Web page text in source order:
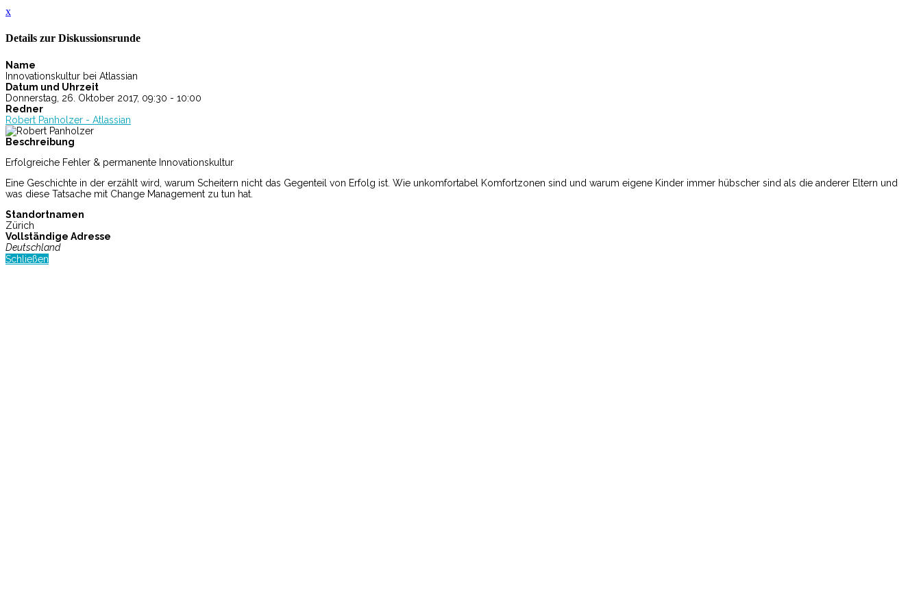
x
Details zur Diskussionsrunde
Name
Innovationskultur bei Atlassian
Datum und Uhrzeit
Donnerstag, 26. Oktober 2017, 09:30 - 10:00
Redner
Robert Panholzer - Atlassian
Beschreibung
Erfolgreiche Fehler & permanente Innovationskultur
Eine Geschichte in der erzählt wird, warum Scheitern nicht das Gegenteil von Erfolg ist. Wie unkomfortabel Komfortzonen sind und warum eigene Kinder immer hübscher sind als die anderer Eltern und
was diese Tatsache mit Change Management zu tun hat.
Standortnamen
Zürich
Vollständige Adresse
Deutschland
Schließen